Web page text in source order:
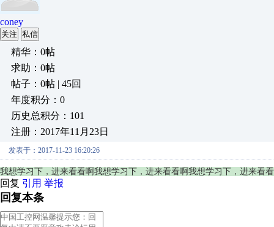
coney
关注 私信
精华：0帖
求助：0帖
帖子：0帖 | 45回
年度积分：0
历史总积分：101
注册：2017年11月23日
发表于：2017-11-23 16:20:26
我想学习下，进来看看啊 我想学习下，进来看看啊 我想学习下，进来看
回复 引用 举报
回复本条